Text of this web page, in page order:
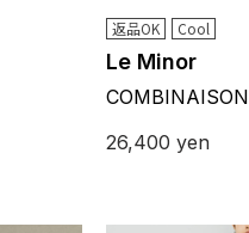
返品OK Cool
Le Minor
COMBINAISON
26,400 yen